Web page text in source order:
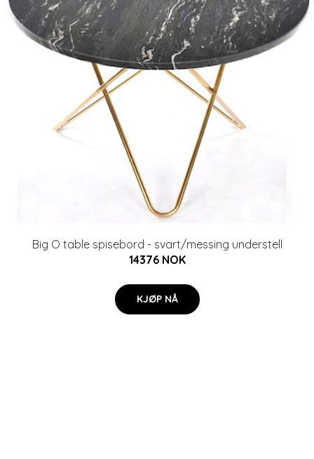
Big O table spisebord - svart/messing understell
14376 NOK
KJØP NÅ